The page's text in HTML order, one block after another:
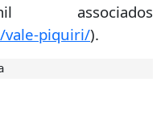
vale-piquiri/).